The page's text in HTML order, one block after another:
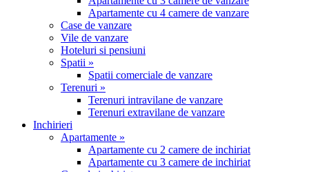
Apartamente cu 4 camere de vanzare
Case de vanzare
Vile de vanzare
Hoteluri si pensiuni
Spatii »
Spatii comerciale de vanzare
Terenuri »
Terenuri intravilane de vanzare
Terenuri extravilane de vanzare
Inchirieri
Apartamente »
Apartamente cu 2 camere de inchiriat
Apartamente cu 3 camere de inchiriat